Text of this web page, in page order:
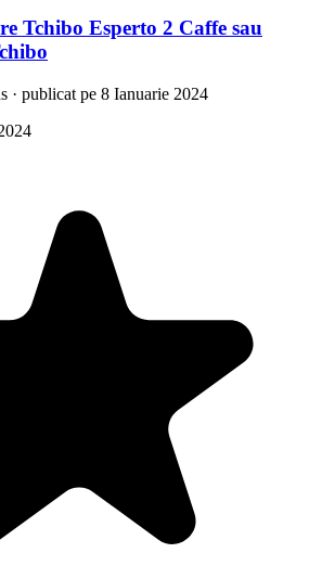
Tchibo Esperto 2 Caffe sau
· publicat pe 8 Ianuarie 2024